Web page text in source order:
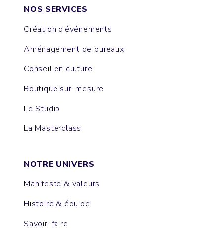
NOS SERVICES
Création d’événements
Aménagement de bureaux
Conseil en culture
Boutique sur-mesure
Le Studio
La Masterclass
NOTRE UNIVERS
Manifeste & valeurs
Histoire & équipe
Savoir-faire